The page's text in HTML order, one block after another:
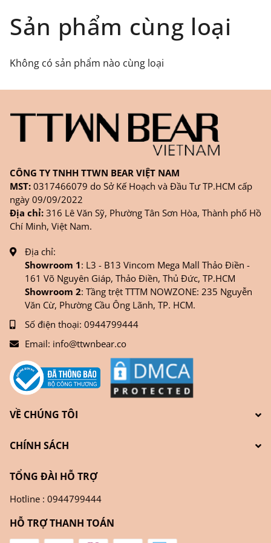
Đối tượng áp dụng: Khách hàng đặt
hàng ONLINE trên trangWEBSITE/
FANPAGE/ZALO/
Thời gian nhận hàng: Đối với đơn hàng Online tại
TPHCM, sản phẩm sẽ được giao sớm nhất là 1
ngày sau khi đặt.
Sản phẩm cùng loại
Không có sản phẩm nào cùng loại
CÔNG TY TNHH TTWN BEAR VIỆT NAM
MST: 0317466079 do Sở Kế Hoạch và Đầu Tư TP.HCM cấp
ngày 09/09/2022
Địa chỉ: 316 Lê Văn Sỹ, Phường Tân Sơn Hòa, Thành phố Hồ
Chí Minh, Việt Nam.
Địa chỉ:
Showroom 1: L3 - B13 Vincom Mega Mall Thảo Điền -
161 Võ Nguyên Giáp, Thảo Điền, Thủ Đức, TP.HCM
Showroom 2: Tầng trệt TTTM NOWZONE: 235 Nguyễn
Văn Cừ, Phường Cầu Ông Lãnh, TP. HCM.
Số điện thoại: 0944799444
Email: info@ttwnbear.co
VỀ CHÚNG TÔI
CHÍNH SÁCH
TỔNG ĐÀI HỖ TRỢ
Hotline : 0944799444
HỖ TRỢ THANH TOÁN